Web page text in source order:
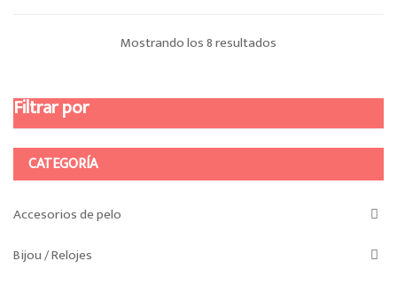
Las
elegir
en
Mostrando los 8 resultados
últimos
Filtrar por
CATEGORÍA
Accesorios de pelo
Bijou / Relojes